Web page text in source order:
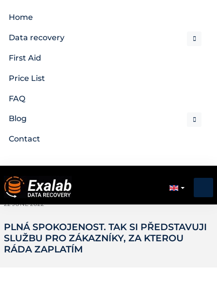
Home
Data recovery
First Aid
Price List
FAQ
Blog
Contact
22 JUNE 2022
PLNÁ SPOKOJENOST. TAK SI PŘEDSTAVUJI
SLUŽBU PRO ZÁKAZNÍKY, ZA KTEROU
RÁDA ZAPLATÍM